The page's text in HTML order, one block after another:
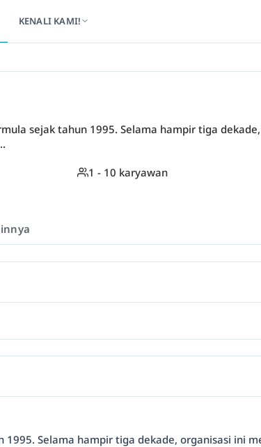
KENALI KAMI!
sejak tahun 1995. Selama hampir tiga
1 - 10 karyawan
Selama hampir tiga dekade, organisasi ini